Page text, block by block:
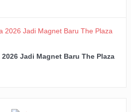
Jadi Magnet Baru The Plaza